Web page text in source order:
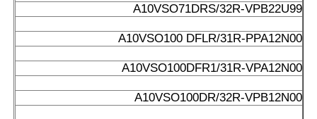
A10VSO71DRS/32R-VPB22U99
A10VSO100 DFLR/31R-PPA12N00
A10VSO100DFR1/31R-VPA12N00
A10VSO100DR/32R-VPB12N00